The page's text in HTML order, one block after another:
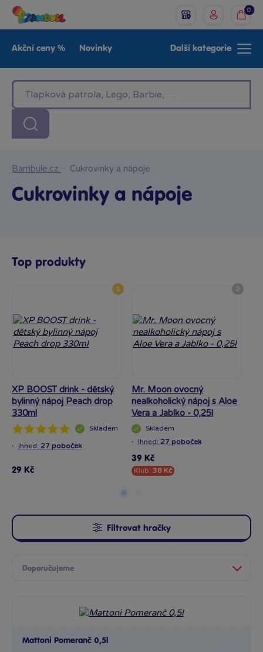
0
Akční ceny % Novinky
LEGO®
Baby Značky
Další kategorie
Bambule.cz · Cukrovinky a nápoje
Cukrovinky a nápoje
Top produkty
1
XP BOOST drink - dětský
bylinný nápoj Peach drop
330ml
Skladem
· Ihned: 27 poboček
29 Kč
2
Mr. Moon ovocný
nealkoholický nápoj s Aloe
Vera a Jablko - 0,25l
Skladem
· Ihned: 27 poboček
39 Kč
Klub: 38 Kč
Filtrovat hračky
Mattoni Pomeranč 0,5l